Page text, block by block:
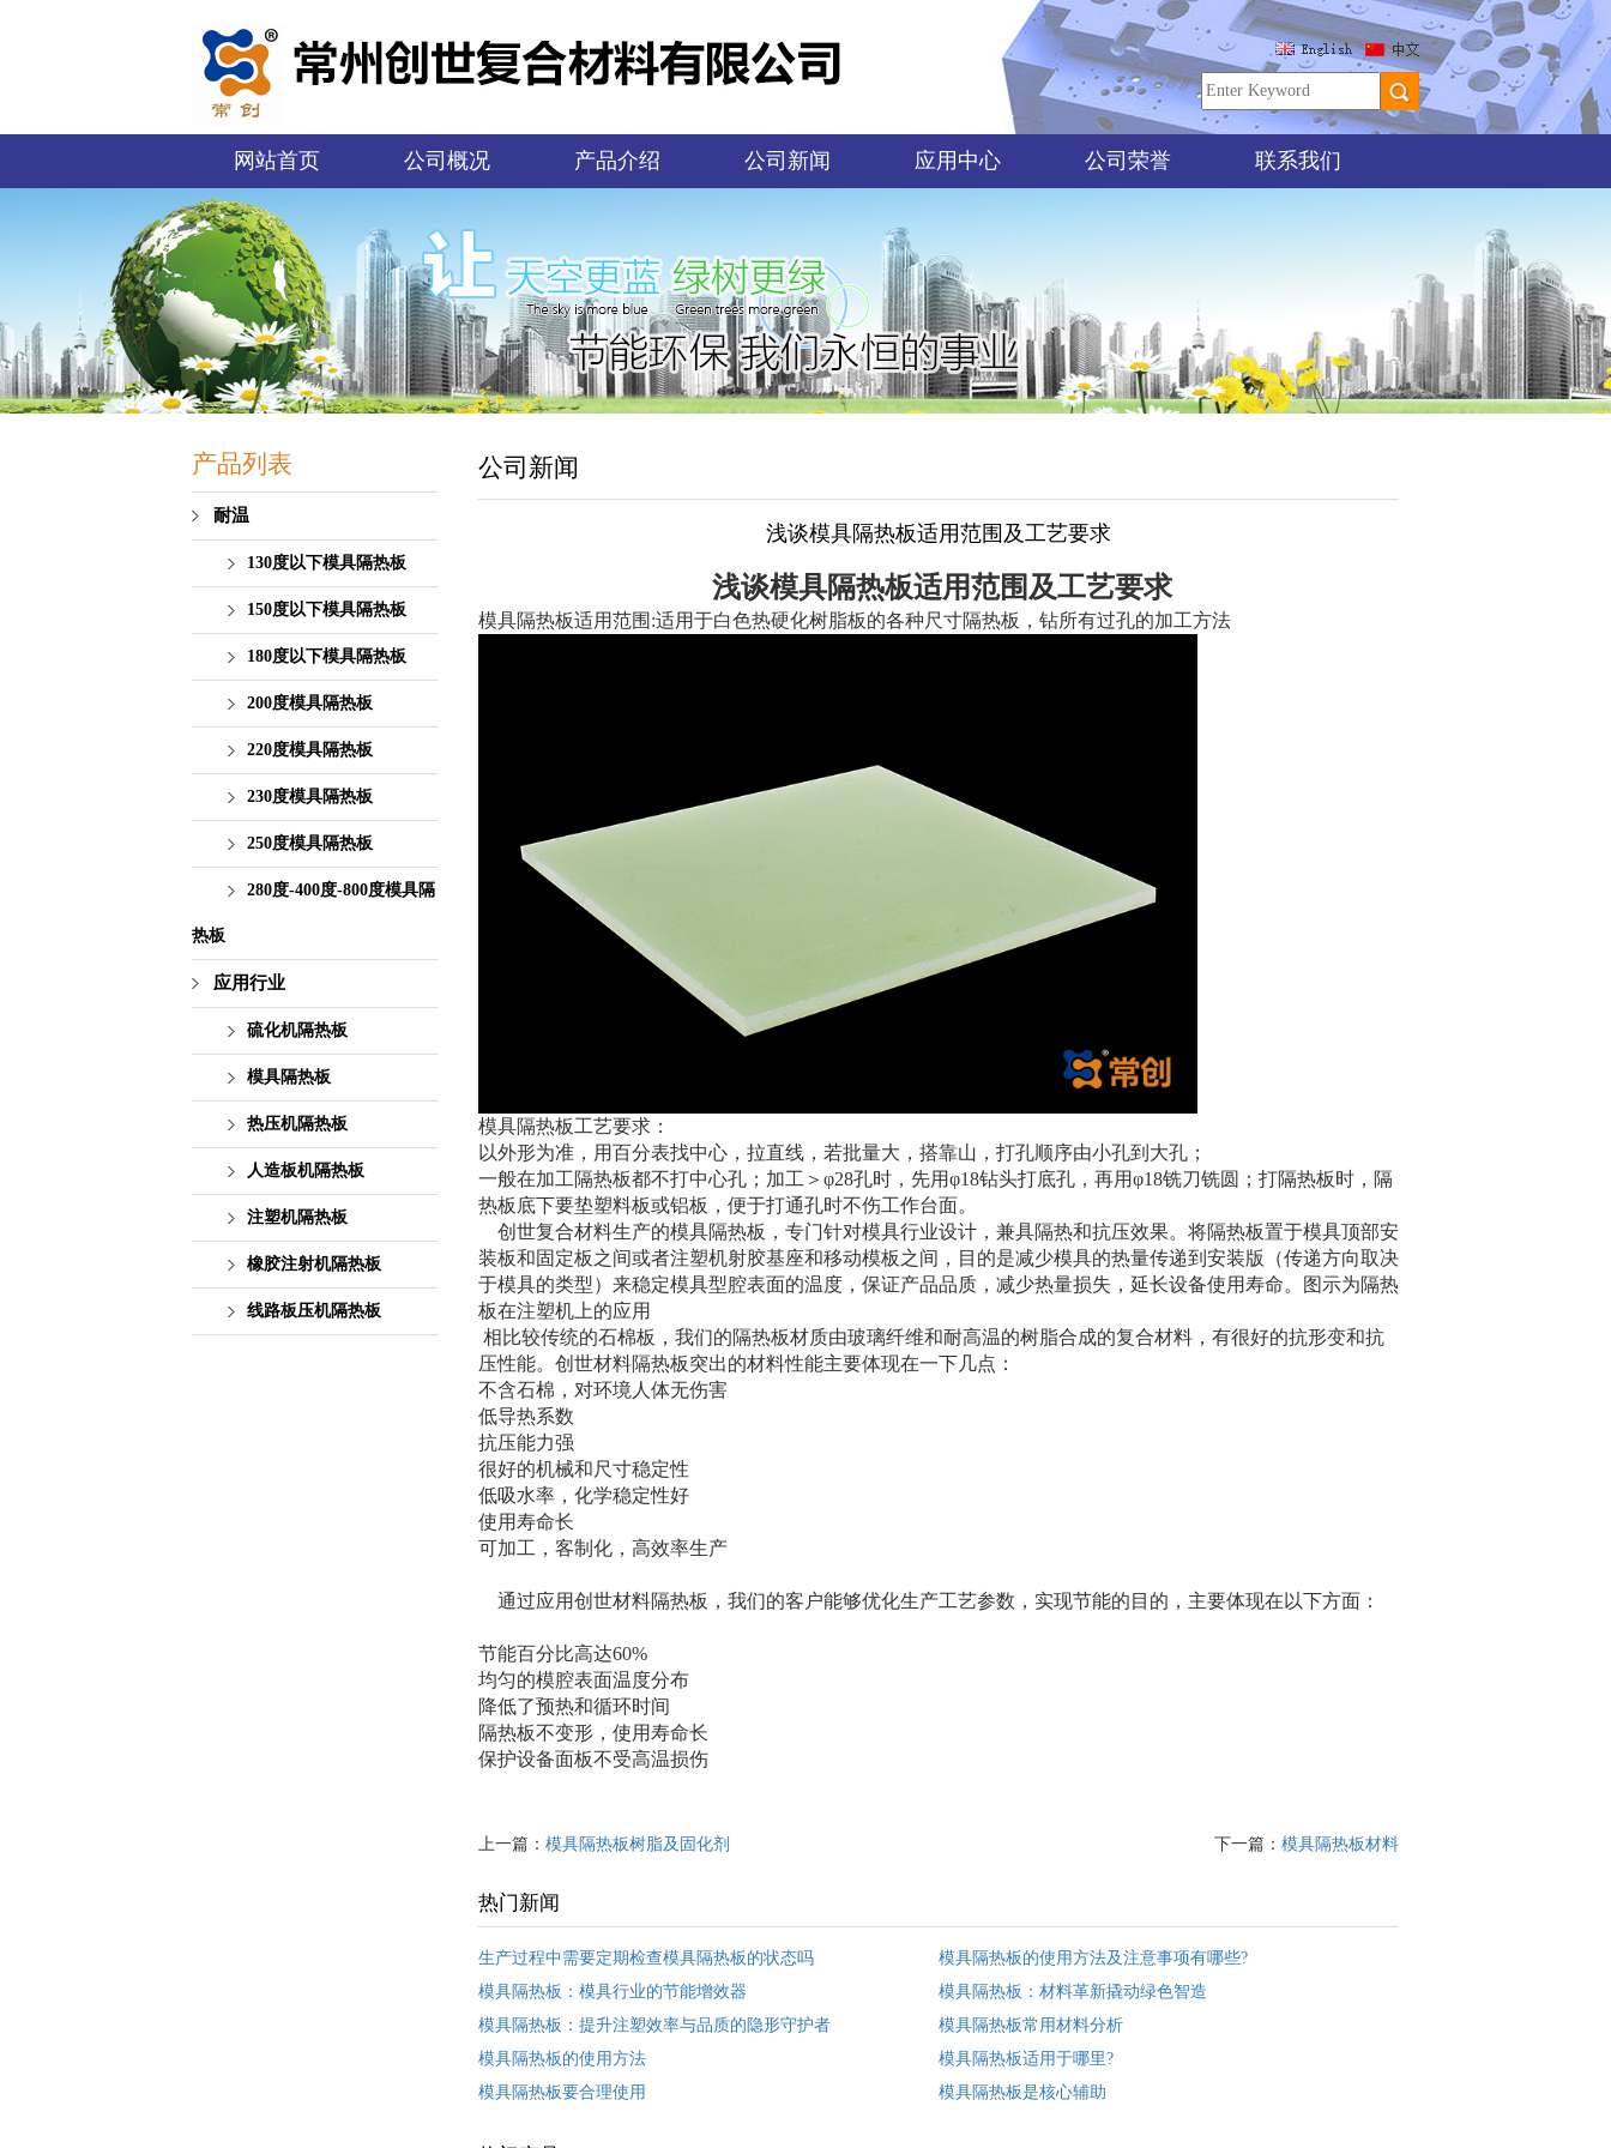
网站首页 公司概况 产品介绍 公司新闻 应用中心 公司荣誉 联系我们
产品列表
耐温
130度以下模具隔热板
150度以下模具隔热板
180度以下模具隔热板
200度模具隔热板
220度模具隔热板
230度模具隔热板
250度模具隔热板
280度-400度-800度模具隔
热板
应用行业
硫化机隔热板
模具隔热板
热压机隔热板
人造板机隔热板
注塑机隔热板
橡胶注射机隔热板
线路板压机隔热板
公司新闻
浅谈模具隔热板适用范围及工艺要求
浅谈模具隔热板适用范围及工艺要求
模具隔热板适用范围:适用于白色热硬化树脂板的各种尺寸隔热板，钻所有过孔的加工方法
模具隔热板工艺要求：
以外形为准，用百分表找中心，拉直线，若批量大，搭靠山，打孔顺序由小孔到大孔；
一般在加工隔热板都不打中心孔；加工＞φ28孔时，先用φ18钻头打底孔，再用φ18铣刀铣圆；打隔热板时，隔
热板底下要垫塑料板或铝板，便于打通孔时不伤工作台面。
创世复合材料生产的模具隔热板，专门针对模具行业设计，兼具隔热和抗压效果。将隔热板置于模具顶部安
装板和固定板之间或者注塑机射胶基座和移动模板之间，目的是减少模具的热量传递到安装版（传递方向取决
于模具的类型）来稳定模具型腔表面的温度，保证产品品质，减少热量损失，延长设备使用寿命。图示为隔热
板在注塑机上的应用
相比较传统的石棉板，我们的隔热板材质由玻璃纤维和耐高温的树脂合成的复合材料，有很好的抗形变和抗
压性能。创世材料隔热板突出的材料性能主要体现在一下几点：
不含石棉，对环境人体无伤害
低导热系数
抗压能力强
很好的机械和尺寸稳定性
低吸水率，化学稳定性好
使用寿命长
可加工，客制化，高效率生产
通过应用创世材料隔热板，我们的客户能够优化生产工艺参数，实现节能的目的，主要体现在以下方面：
节能百分比高达60%
均匀的模腔表面温度分布
降低了预热和循环时间
隔热板不变形，使用寿命长
保护设备面板不受高温损伤
上一篇： 模具隔热板树脂及固化剂 下一篇： 模具隔热板材料
热门新闻
生产过程中需要定期检查模具隔热板的状态吗
模具隔热板的使用方法及注意事项有哪些?
模具隔热板：模具行业的节能增效器
模具隔热板：材料革新撬动绿色智造
模具隔热板：提升注塑效率与品质的隐形守护者
模具隔热板常用材料分析
模具隔热板的使用方法
模具隔热板适用于哪里?
模具隔热板要合理使用
模具隔热板是核心辅助